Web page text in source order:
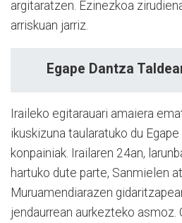
argitaratzen. Ezinezkoa
arriskuan jarriz.
Egape Dantza
Iraileko egitarauari amaiera
ikuskizuna taularatuko du
konpainiak. Irailaren 24an,
hartuko dute parte, Sanmielen
Muruamendiarazen
jendaurrean aurkezteko asmoz.